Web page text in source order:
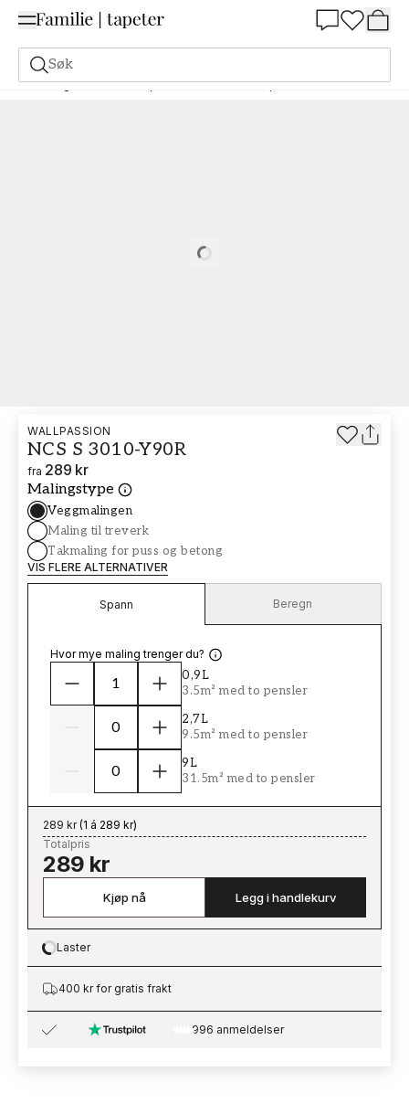
Søk
Maling Bestill basert på NCS Bestill basert på NCS 3010-Y90R
WALLPASSION
NCS S 3010-Y90R
fra 289 kr
Malingstype
Veggmalingen
Maling til treverk
Takmaling for puss og betong
VIS FLERE ALTERNATIVER
Spann Beregn
Hvor mye maling trenger du?
0,9L
3.5m² med to pensler
2,7L
9.5m² med to pensler
9L
31.5m² med to pensler
289 kr(1 á 289 kr)
Totalpris
289 kr
Kjøp nå Legg i handlekurv
Loading…
Laster
400 kr for gratis frakt
996 anmeldelser